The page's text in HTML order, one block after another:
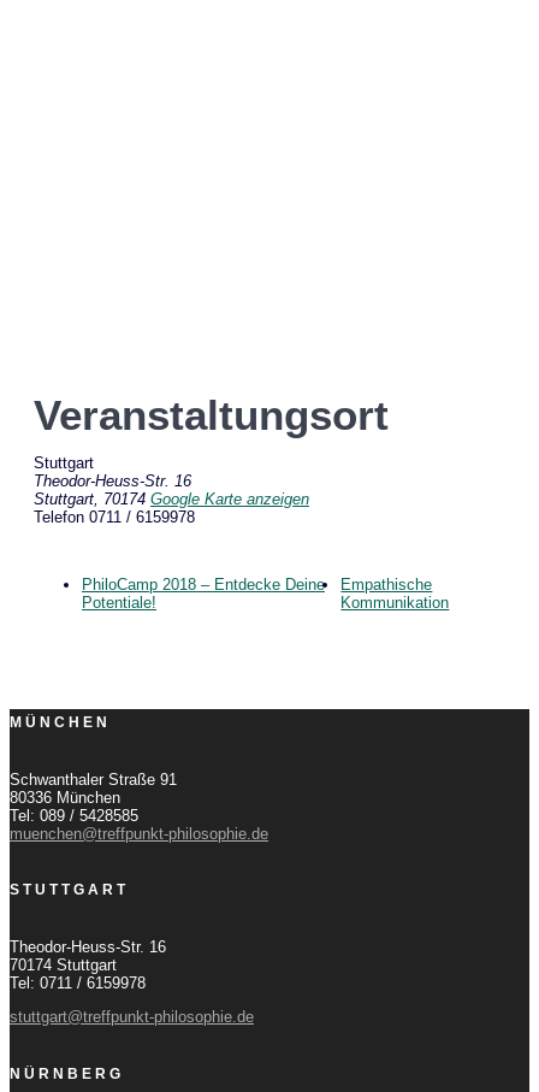
Veranstaltungsort
Stuttgart
Theodor-Heuss-Str. 16
Stuttgart 70174 Google Karte anzeigen
Telefon 0711 / 6159978
PhiloCamp 2018 – Entdecke Deine
Potentiale!
Empathische
Kommunikation
MÜNCHEN
Schwanthaler Straße 91
80336 München
Tel: 089 / 5428585
muenchen@treffpunkt-philosophie.de
STUTTGART
Theodor-Heuss-Str. 16
70174 Stuttgart
Tel: 0711 / 6159978
stuttgart@treffpunkt-philosophie.de
NÜRNBERG